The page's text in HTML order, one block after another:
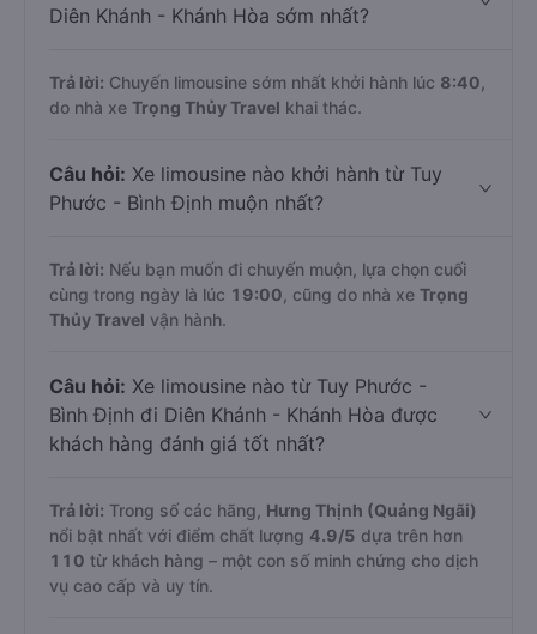
Diên Khánh - Khánh Hòa sớm nhất?
Trả lời: Chuyến limousine sớm nhất khởi hành lúc 8:40
do nhà xe Trọng Thủy Travel khai thác.
Câu hỏi: Xe limousine nào khởi hành từ Tuy
Phước - Bình Định muộn nhất?
Trả lời: Nếu bạn muốn đi chuyến muộn, lựa chọn cuối
cùng trong ngày là lúc 19:00 , cũng do nhà xe Trọng
Thủy Travel vận hành.
Câu hỏi: Xe limousine nào từ Tuy Phước -
Bình Định đi Diên Khánh - Khánh Hòa được
khách hàng đánh giá tốt nhất?
Trả lời: Trong số các hãng, Hưng Thịnh (Quảng Ngãi)
nổi bật nhất với điểm chất lượng 4.9/5 dựa trên hơn
110 từ khách hàng – một con số minh chứng cho dịch
vụ cao cấp và uy tín.